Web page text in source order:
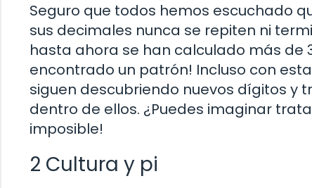
Seguro que todos hemos escuchado
sus decimales nunca se repiten ni
hasta ahora se han calculado más de
encontrado un patrón! Incluso con
siguen descubriendo nuevos dígitos
dentro de ellos. ¿Puedes imaginar
imposible!
2 Cultura y pi